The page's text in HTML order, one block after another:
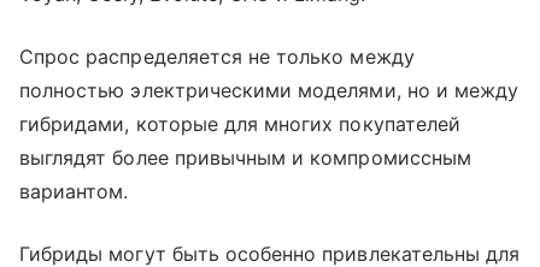
Спрос распределяется не только между
полностью электрическими моделями, но и между
гибридами, которые для многих покупателей
выглядят более привычным и компромиссным
вариантом.
Гибриды могут быть особенно привлекательны для